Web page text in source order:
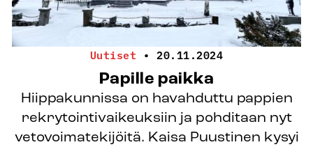
Uutiset • 20.11.2024
Papille paikka
Hiippakunnissa on havahduttu pappien
rekrytointivaikeuksiin ja pohditaan nyt
vetovoimatekijöitä. Kaisa Puustinen kysyi